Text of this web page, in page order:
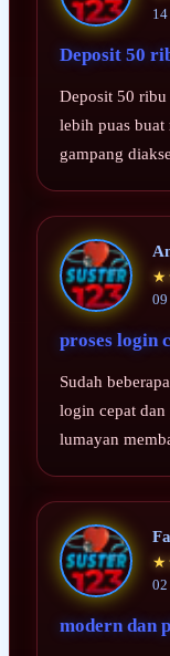
Deposit 50
Deposit 50 ribu
lebih puas buat
gampang
proses login
Sudah
login cepat
lumayan
modern dan